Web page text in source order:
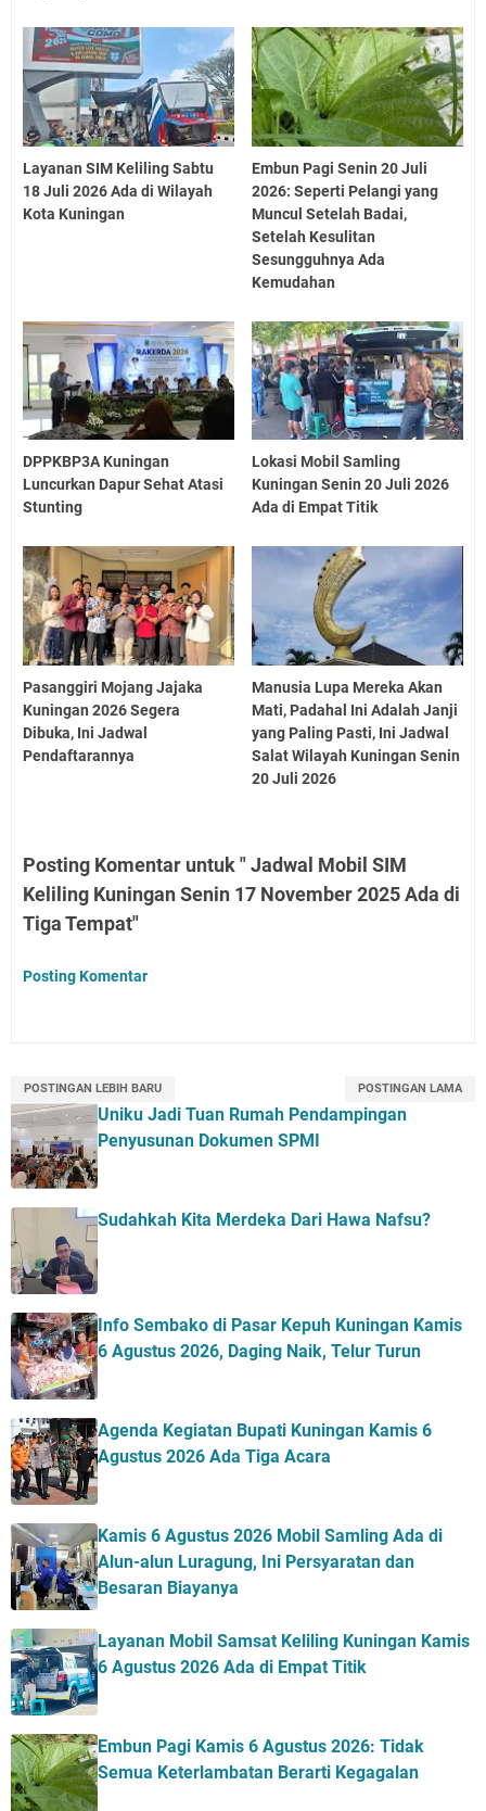
Layanan SIM Keliling Sabtu
18 Juli 2026 Ada di Wilayah
Kota Kuningan
Embun Pagi Senin 20 Juli
2026: Seperti Pelangi yang
Muncul Setelah Badai,
Setelah Kesulitan
Sesungguhnya Ada
Kemudahan
DPPKBP3A Kuningan
Luncurkan Dapur Sehat Atasi
Stunting
Lokasi Mobil Samling
Kuningan Senin 20 Juli 2026
Ada di Empat Titik
Pasanggiri Mojang Jajaka
Kuningan 2026 Segera
Dibuka, Ini Jadwal
Pendaftarannya
Manusia Lupa Mereka Akan
Mati, Padahal Ini Adalah Janji
yang Paling Pasti, Ini Jadwal
Salat Wilayah Kuningan Senin
20 Juli 2026
Posting Komentar untuk " Jadwal Mobil SIM
Keliling Kuningan Senin 17 November 2025 Ada di
Tiga Tempat"
Posting Komentar
POSTINGAN LEBIH BARU POSTINGAN LAMA
Uniku Jadi Tuan Rumah Pendampingan
Penyusunan Dokumen SPMI
Sudahkah Kita Merdeka Dari Hawa Nafsu?
Info Sembako di Pasar Kepuh Kuningan Kamis
6 Agustus 2026, Daging Naik, Telur Turun
Agenda Kegiatan Bupati Kuningan Kamis 6
Agustus 2026 Ada Tiga Acara
Kamis 6 Agustus 2026 Mobil Samling Ada di
Alun-alun Luragung, Ini Persyaratan dan
Besaran Biayanya
Layanan Mobil Samsat Keliling Kuningan Kamis
6 Agustus 2026 Ada di Empat Titik
Embun Pagi Kamis 6 Agustus 2026: Tidak
Semua Keterlambatan Berarti Kegagalan